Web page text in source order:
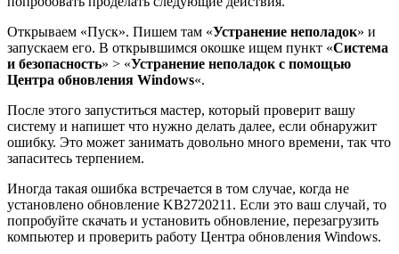
Открываем «Пуск». Пишем там «Устранение неполадок» и
запускаем его. В открывшимся окошке ищем пункт «Система
и безопасность» > «Устранение неполадок с помощью
Центра обновления Windows«.
После этого запуститься мастер, который проверит вашу
систему и напишет что нужно делать далее, если обнаружит
ошибку. Это может занимать довольно много времени, так что
запаситесь терпением.
Иногда такая ошибка встречается в том случае, когда не
установлено обновление KB2720211. Если это ваш случай, то
попробуйте скачать и установить обновление, перезагрузить
компьютер и проверить работу Центра обновления Windows.